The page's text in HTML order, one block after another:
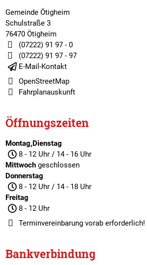
Gemeinde Ötigheim
Schulstraße 3
76470 Ötigheim
(07222) 91 97 - 0
(07222) 91 97 - 97
E-Mail-Kontakt
OpenStreetMap
Fahrplanauskunft
Öffnungszeiten
Montag,Dienstag
8 - 12 Uhr / 14 - 16 Uhr
Mittwochgeschlossen
Donnerstag
8 - 12 Uhr / 14 - 18 Uhr
Freitag
8 - 12 Uhr
Terminvereinbarungvorab erforderlich!
Bankverbindung